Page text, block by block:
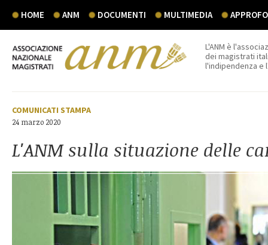
HOME ANM DOCUMENTI MULTIMEDIA
L'ANM è
dei magistrati
l'indipendenza e
COMUNICATI STAMPA
24 marzo 2020
L'ANM sulla situazione delle